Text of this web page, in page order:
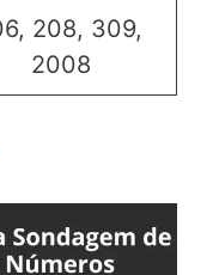
208, 309,
2008